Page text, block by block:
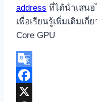
address ที่ได้นำเสน
เพื่อเรียนรู้เพิ่มเติมเกี่
Core GPU
Google
Translate
Facebook